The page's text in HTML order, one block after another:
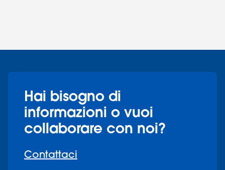
Hai bisogno di
informazioni o vuoi
collaborare con noi?
Contattaci